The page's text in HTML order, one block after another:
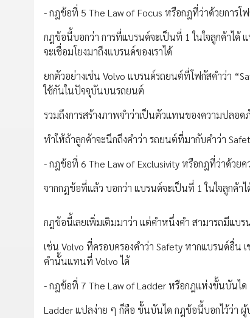
- กฎข้อที่ 5 The Law of Focus หรือกฎที่ว่าด้วยการโ
กฎข้อนี้บอกว่า การที่แบรนด์จะเป็นที่ 1 ในใจลูกค้าได้
จะเชื่อมโยงมาถึงแบรนด์ของเราได้
ยกตัวอย่างเช่น Volvo แบรนด์รถยนต์ที่โฟกัสคำว่า
ใช้กันในปัจจุบันบนรถยนต์
รวมถึงการสร้างภาพจำว่าเป็นตัวแทนของความปลอ
ทำให้ถ้าลูกค้าจะนึกถึงคำว่า รถยนต์ที่มากับคำว่า
- กฎข้อที่ 6 The Law of Exclusivity หรือกฎที่ว่าด้วยค
จากกฎข้อที่แล้ว บอกว่า แบรนด์จะเป็นที่ 1 ในใจลูกค้า
กฎข้อนี้เลยเพิ่มเติมมาว่า แต่คำหนึ่งคำ สามารถมีแบร
เช่น Volvo ที่ครอบครองคำว่า Safety หากแบรนด์อื่น
คำนั้นแทนที่ Volvo ได้
- กฎข้อที่ 7 The Law of Ladder หรือกฎแห่งขั้นบันได
Ladder แปลง่าย ๆ ก็คือ ขั้นบันได กฎข้อนี้บอกไว้ว่า ผู้